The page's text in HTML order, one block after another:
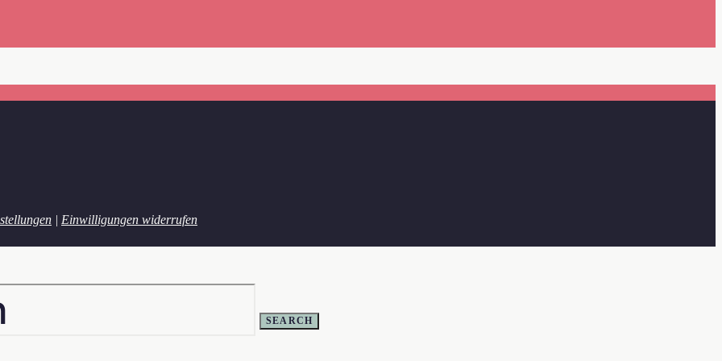
| Einwilligungen widerrufen
SEARCH